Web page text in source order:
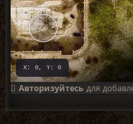
X: 0, Y: 0
Авторизуйтесьдля